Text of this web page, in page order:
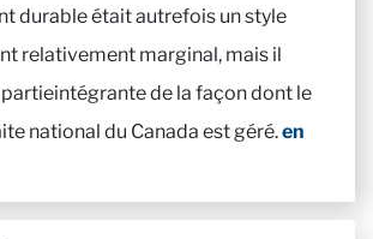
durable était autrefois un style
relativement marginal, mais il
de la façon dont le
national du Canada est géré.en